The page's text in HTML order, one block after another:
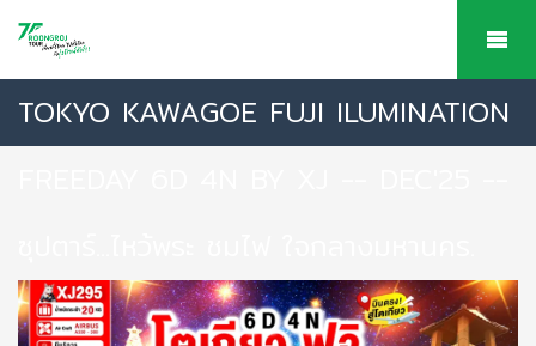
TOKYO KAWAGOE FUJI ILUMINATION